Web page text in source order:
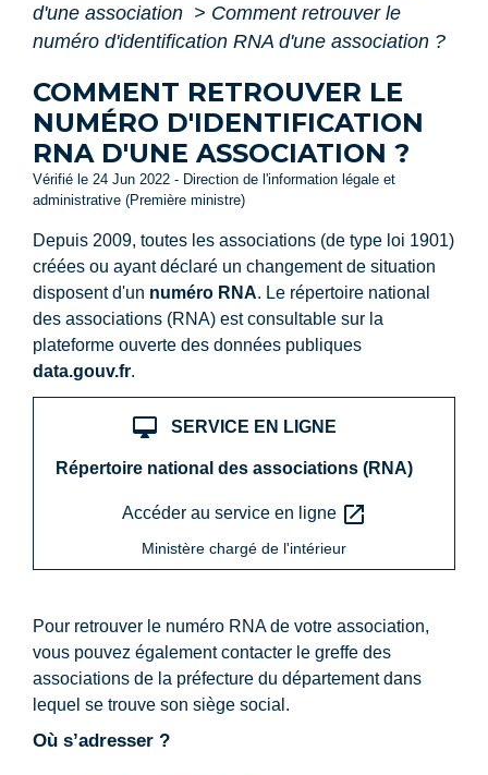
d'une association > Comment retrouver le
numéro d'identification RNA d'une association ?
COMMENT RETROUVER LE
NUMÉRO D'IDENTIFICATION
RNA D'UNE ASSOCIATION ?
Vérifié le 24 Jun 2022 - Direction de l'information légale et
administrative (Première ministre)
Depuis 2009, toutes les associations (de type loi 1901)
créées ou ayant déclaré un changement de situation
disposent d'un numéro RNA. Le répertoire national
des associations (RNA) est consultable sur la
plateforme ouverte des données publiques
data.gouv.fr.
desktop_mac SERVICE EN LIGNE
Répertoire national des associations (RNA)
Accéder au service en ligne open_in_new
Ministère chargé de l'intérieur
Pour retrouver le numéro RNA de votre association,
vous pouvez également contacter le greffe des
associations de la préfecture du département dans
lequel se trouve son siège social.
Où s’adresser ?